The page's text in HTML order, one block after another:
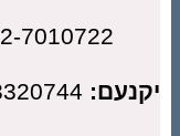
054-3320744